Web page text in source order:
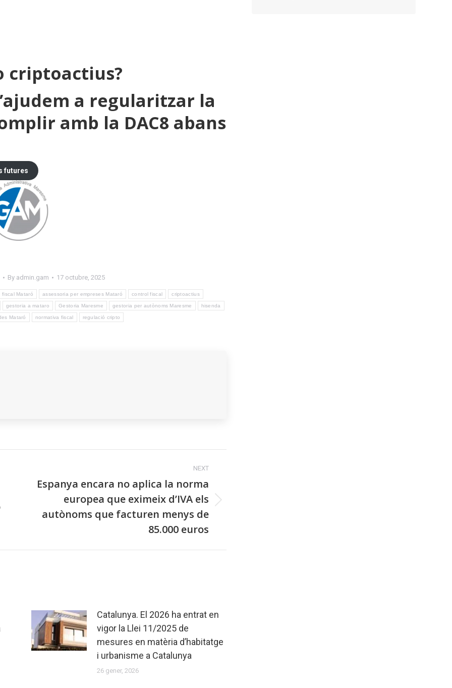
criptoactius?
a regularitzar la
amb la DAC8 abans
futures
By admin.gam 17 octubre, 2025
fiscal Mataró assessoria per empreses Mataró control fiscal criptoactius
gestoria a mataro Gestoria Maresme gestoria per autònoms Maresme hisenda
Mataró normativa fiscal regulació cripto
NEXT
post:
Espanya encara no aplica la norma
europea que eximeix d’IVA els
autònoms que facturen menys de
85.000 euros
Catalunya. El 2026 ha entrat en
vigor la Llei 11/2025 de
mesures en matèria d’habitatge
i urbanisme a Catalunya
26 gener, 2026